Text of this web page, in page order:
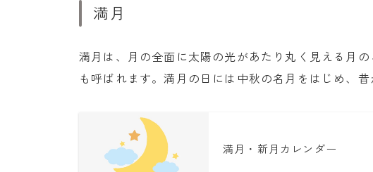
満月
満月は、月の全面に太陽の光があたり丸く見える月
も呼ばれます。満月の日には中秋の名月をはじめ、
満月・新月カレンダー